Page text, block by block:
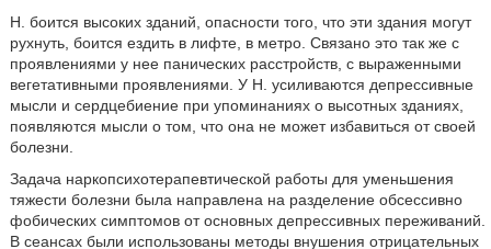
Н. боится высоких зданий, опасности того, что эти здания могут
рухнуть, боится ездить в лифте, в метро. Связано это так же с
проявлениями у нее панических расстройств, с выраженными
вегетативными проявлениями. У Н. усиливаются депрессивные
мысли и сердцебиение при упоминаниях о высотных зданиях,
появляются мысли о том, что она не может избавиться от своей
болезни.
Задача наркопсихотерапевтической работы для уменьшения
тяжести болезни была направлена на разделение обсессивно
фобических симптомов от основных депрессивных переживаний.
В сеансах были использованы методы внушения отрицательных